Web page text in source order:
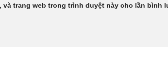
và trang web trong trình duyệt này cho lần bình